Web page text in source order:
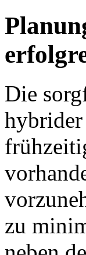
Die
hybrider
zu